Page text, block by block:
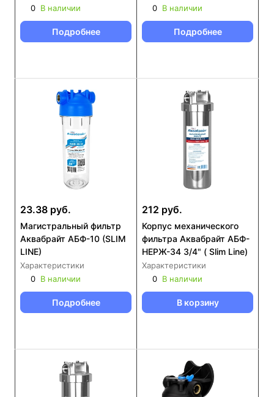
0 В наличии
Подробнее
0 В наличии
Подробнее
23.38 руб.
Магистральный фильтр
Аквабрайт АБФ-10 (SLIM
LINE)
Характеристики
0 В наличии
Подробнее
212 руб.
Корпус механического
фильтра Аквабрайт АБФ-
НЕРЖ-34 3/4" ( Slim Line)
Характеристики
0 В наличии
В корзину